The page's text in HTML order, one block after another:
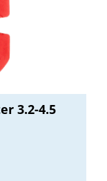
3.2-4.5